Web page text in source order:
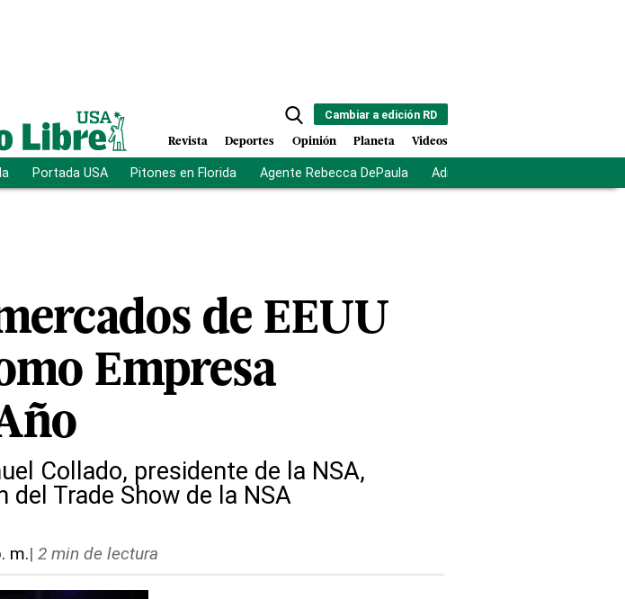
Cambiar a edición RD
Revista Deportes Opinión Planeta Videos
Portada USA Pitones en Florida Agente Rebecca DePaula Adriano Espaillat
de EEUU
Empresa
Collado, presidente de la NSA,
Trade Show de la NSA
m.| 2 min de lectura